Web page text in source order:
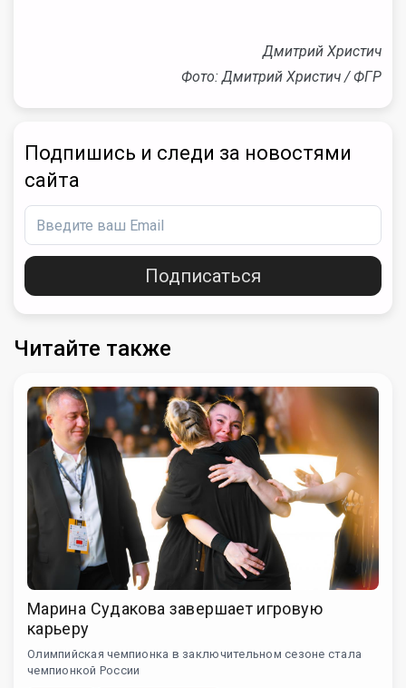
Дмитрий Христич
Фото: Дмитрий Христич / ФГР
Подпишись и следи за новостями
сайта
Подписаться
Читайте также
Марина Судакова завершает игровую
карьеру
Олимпийская чемпионка в заключительном сезоне стала
чемпионкой России